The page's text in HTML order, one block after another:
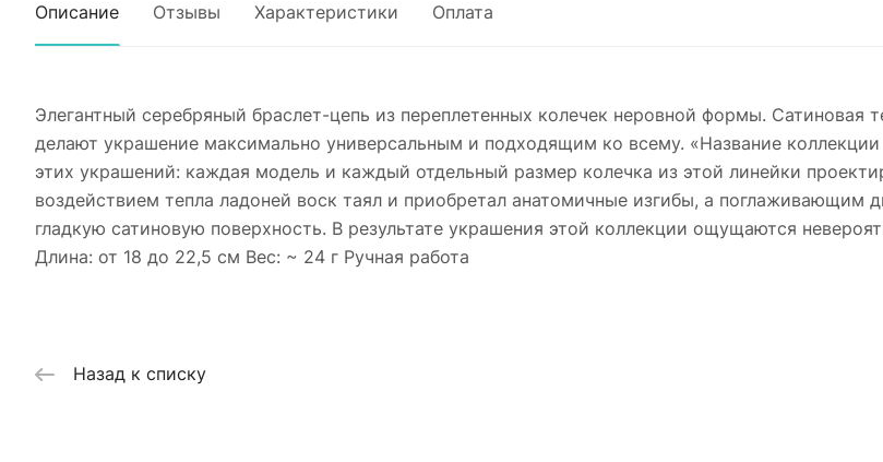
Описание Отзывы Характеристики Оплата
Элегантный серебряный браслет-цепь из переплетенных колечек неровной формы. Сатиновая
делают украшение максимально универсальным и подходящим ко всему. «Название коллекции
этих украшений: каждая модель и каждый отдельный размер колечка из этой линейки
воздействием тепла ладоней воск таял и приобретал анатомичные изгибы, а поглаживающим
гладкую сатиновую поверхность. В результате украшения этой коллекции ощущаются
Длина: от 18 до 22,5 см Вес: ~ 24 г Ручная работа
Назад к списку